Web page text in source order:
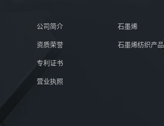
公司简介
资质荣誉
专利证书
营业执照
石墨烯
石墨烯纺织产品